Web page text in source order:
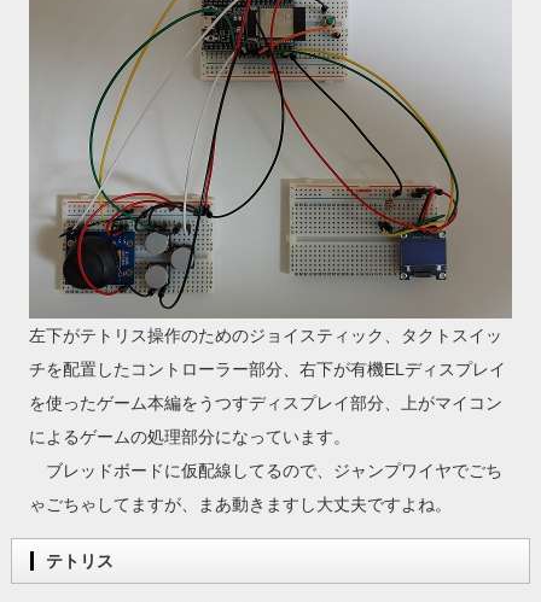
左下がテトリス操作のためのジョイスティック、タクトスイッ
チを配置したコントローラー部分、右下が有機ELディスプレイ
を使ったゲーム本編をうつすディスプレイ部分、上がマイコン
によるゲームの処理部分になっています。
ブレッドボードに仮配線してるので、ジャンプワイヤでごち
ゃごちゃしてますが、まあ動きますし大丈夫ですよね。
テトリス